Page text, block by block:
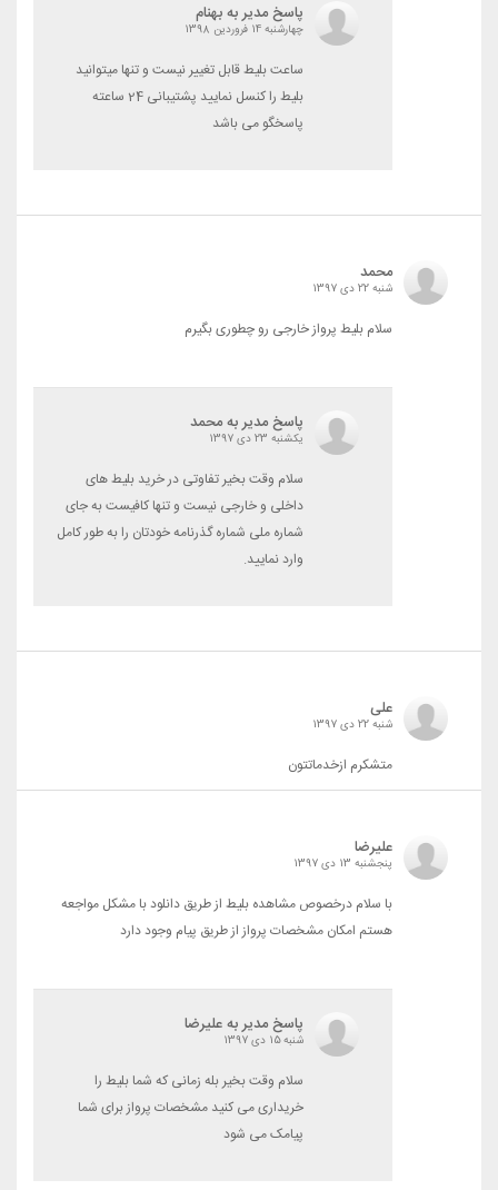
پاسخ مدیر به بهنام
چهارشنبه 14 فروردین 1398
ساعت بلیط قابل تغییر نیست و تنها میتوانید
بلیط را کنسل نمایید پشتیبانی 24 ساعته
پاسخگو می باشد
محمد
شنبه 22 دی 1397
سلام بلیط پرواز خارجی رو چطوری بگیرم
پاسخ مدیر به محمد
یکشنبه 23 دی 1397
سلام وقت بخیر تفاوتی در خرید بلیط های
داخلی و خارجی نیست و تنها کافیست به جای
شماره ملی شماره گذرنامه خودتان را به طور کامل
وارد نمایید.
علی
شنبه 22 دی 1397
متشکرم ازخدماتتون
علیرضا
پنجشنبه 13 دی 1397
با سلام درخصوص مشاهده بلیط از طریق دانلود با مشکل مواجعه
هستم امکان مشخصات پرواز از طریق پیام وجود دارد
پاسخ مدیر به علیرضا
شنبه 15 دی 1397
سلام وقت بخیر بله زمانی که شما بلیط را
خریداری می کنید مشخصات پرواز برای شما
پیامک می شود